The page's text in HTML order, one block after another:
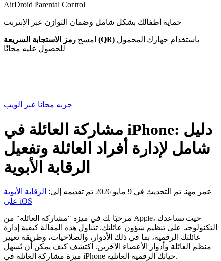
AirDroid Parental Control
حماية أطفالك بشكل شامل وضمان التوازن عبر الإنترنت
امسح رمز الاستجابة السريعة (QR)
للحصول عليه مجانًا
جربه مجانا عبر الويب
مشاركة العائلة في iPhone: دليل
شامل لإدارة أفراد العائلة وتفعيل
الرقابة الأبوية
عمر مهنا تم التحديث في 9 مايو 2026 تم تقديمه إلى: الرقابة الأبوية
على iOS
مرحبًا بك في ميزة "مشاركة العائلة" من Apple، حيث تساعدك
التكنولوجيا على تنظيم شؤون عائلتك. تتناول هذه المقالة كيفية إدارة
عائلتك الرقمية، بما في ذلك الأدوار، والصلاحيات، وطريقة تغيير
منظم العائلة وأدوار الأعضاء الآخرين. اكتشف كيف يمكن أن تُسهل
ميزة مشاركة العائلة في iPhone حياتك الرقمية العائلية.